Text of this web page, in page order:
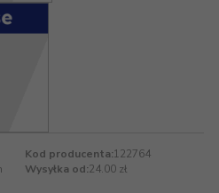
Kod producenta:122764
Wysyłka od:24.00 zł